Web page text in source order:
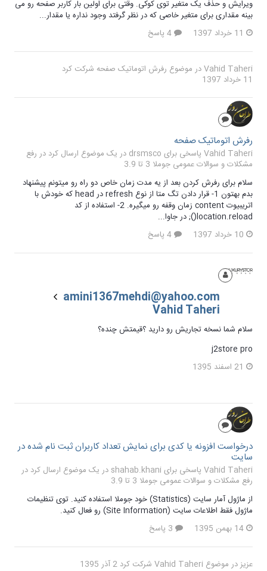
ویرایش و حذف یک متغیر توی کوکی. وقتی برای اولین بار کاربر صفحه رو می
بینه مقداری برای متغیر خاصی که در نظر گرفتد وجود نداره یا مقدار...
11 خرداد 1397
Vahid Taheriدر موضوع رفرش اتوماتیک صفحه شرکت کرد
11 خرداد 1397
رفرش اتوماتیک صفحه
Vahid Taheri پاسخی برای drsmsco در یک موضوع ارسال کرد در
رفع
مشکلات و سوالات عمومی جوملا 3 تا 3.9
سلام برای رفرش کردن بعد از یه مدت زمان خاص دو راه رو میتونم پیشنهاد
بدم بهتون 1- قرار دادن تگ متا از نوع refresh در head که خودش با
اتریبیوت content زمان وقفه رو میگیره. 2- استفاده از کد
location.reload(); در جاوا...
10 خرداد 1397
amini1367mehdi@yahoo.com
Vahid Taheri
سلام شما نسخه تجاریش رو دارید ؟قیمتش چنده؟
j2store pro
21 اسفند 1395
درخواست افزونه یا کدی برای نمایش تعداد کاربران ثبت نام شده در
سایت
Vahid Taheri پاسخی برای shahab.khani در یک موضوع ارسال کرد در
رفع مشکلات و سوالات عمومی جوملا 3 تا 3.9
از ماژول آمار سایت (Statistics) خود جوملا استفاده کنید. توی تنظیمات
ماژول فقط اطلاعات سایت (Site Information) رو فعال کنید.
14 بهمن 1395
عزیزدر موضوع Vahid Taheri شرکت کرد 2 آذر 1395